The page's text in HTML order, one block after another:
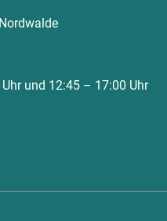
und 12:45 – 17:00 Uhr